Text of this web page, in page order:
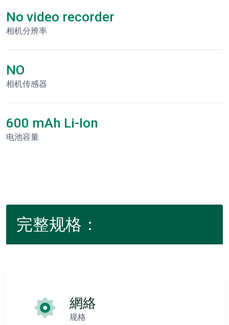
No video recorder
相机分辨率
NO
相机传感器
600 mAh Li-Ion
电池容量
完整规格：
網絡
规格